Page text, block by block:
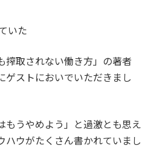
いた
搾取されない働き方」の著者
ゲストにおいでいただきまし
うやめよう」と過激とも思え
ハウがたくさん書かれていまし